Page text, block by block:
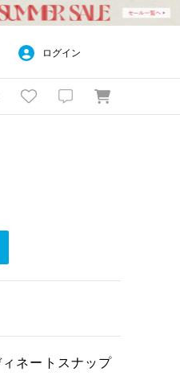
ログイン
ネートスナップ